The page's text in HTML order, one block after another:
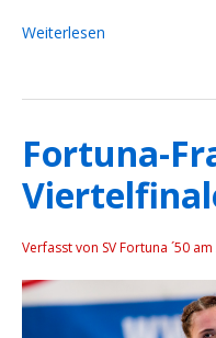
Weiterlesen
Fortuna-
Verfasst von SV Fortuna ´50 am